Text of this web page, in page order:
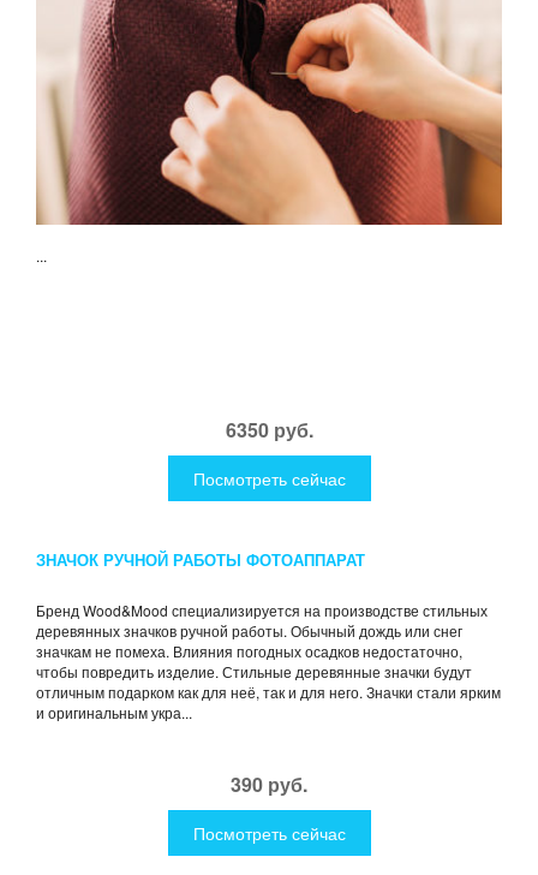
...
6350 руб.
Посмотреть сейчас
ЗНАЧОК РУЧНОЙ РАБОТЫ ФОТОАППАРАТ
Бренд Wood&Mood специализируется на производстве стильных
деревянных значков ручной работы. Обычный дождь или снег
значкам не помеха. Влияния погодных осадков недостаточно,
чтобы повредить изделие. Стильные деревянные значки будут
отличным подарком как для неё, так и для него. Значки стали ярким
и оригинальным укра...
390 руб.
Посмотреть сейчас